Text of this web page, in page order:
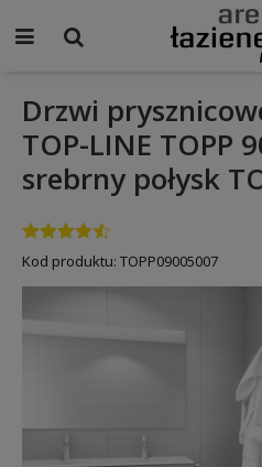
Drzwi
TOP-LINE TOPP
srebrny połysk
Kod produktu: TOPP09005007